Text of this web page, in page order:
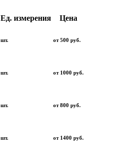
Ед. измерения Цена
шт. от 500 руб.
шт. от 1000 руб.
шт. от 800 руб.
шт. от 1400 руб.